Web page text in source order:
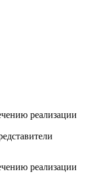
реализации
реализации